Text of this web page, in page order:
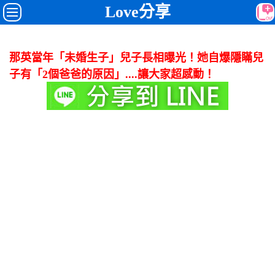
Love分享
那英當年「未婚生子」兒子長相曝光！她自爆隱瞞兒
子有「2個爸爸的原因」....讓大家超感動！